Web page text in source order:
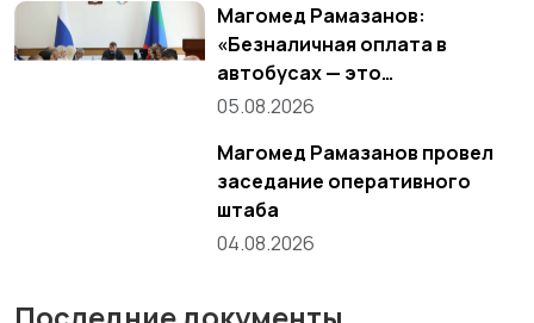
Магомед Рамазанов:
«Безналичная оплата в
автобусах — это
требование, а не
05.08.2026
Магомед Рамазанов провел
заседание оперативного
штаба
04.08.2026